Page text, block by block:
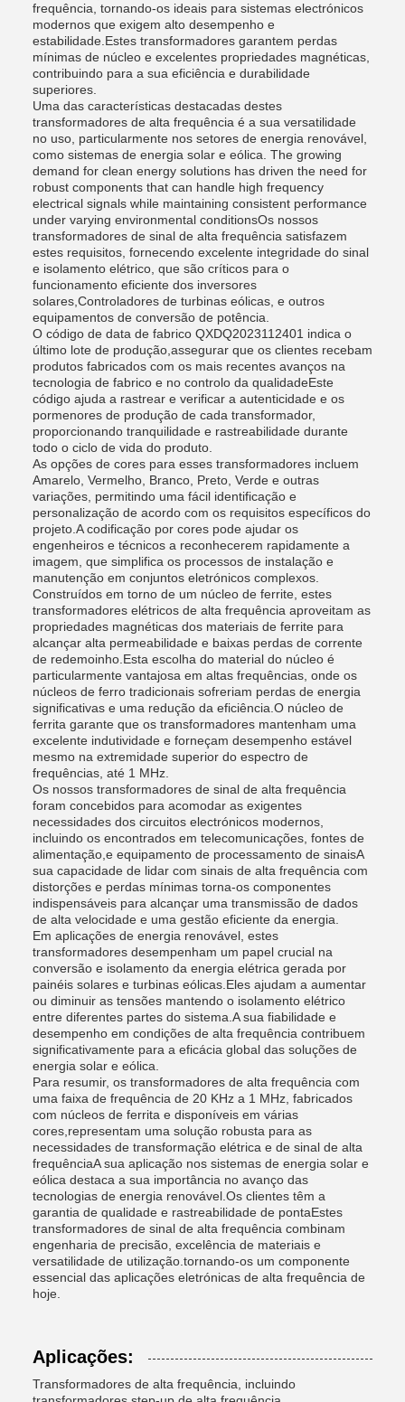
frequência, tornando-os ideais para sistemas electrónicos
modernos que exigem alto desempenho e
estabilidade.Estes transformadores garantem perdas
mínimas de núcleo e excelentes propriedades magnéticas,
contribuindo para a sua eficiência e durabilidade
superiores.
Uma das características destacadas destes
transformadores de alta frequência é a sua versatilidade
no uso, particularmente nos setores de energia renovável,
como sistemas de energia solar e eólica. The growing
demand for clean energy solutions has driven the need for
robust components that can handle high frequency
electrical signals while maintaining consistent performance
under varying environmental conditionsOs nossos
transformadores de sinal de alta frequência satisfazem
estes requisitos, fornecendo excelente integridade do sinal
e isolamento elétrico, que são críticos para o
funcionamento eficiente dos inversores
solares,Controladores de turbinas eólicas, e outros
equipamentos de conversão de potência.
O código de data de fabrico QXDQ2023112401 indica o
último lote de produção,assegurar que os clientes recebam
produtos fabricados com os mais recentes avanços na
tecnologia de fabrico e no controlo da qualidadeEste
código ajuda a rastrear e verificar a autenticidade e os
pormenores de produção de cada transformador,
proporcionando tranquilidade e rastreabilidade durante
todo o ciclo de vida do produto.
As opções de cores para esses transformadores incluem
Amarelo, Vermelho, Branco, Preto, Verde e outras
variações, permitindo uma fácil identificação e
personalização de acordo com os requisitos específicos do
projeto.A codificação por cores pode ajudar os
engenheiros e técnicos a reconhecerem rapidamente a
imagem, que simplifica os processos de instalação e
manutenção em conjuntos eletrónicos complexos.
Construídos em torno de um núcleo de ferrite, estes
transformadores elétricos de alta frequência aproveitam as
propriedades magnéticas dos materiais de ferrite para
alcançar alta permeabilidade e baixas perdas de corrente
de redemoinho.Esta escolha do material do núcleo é
particularmente vantajosa em altas frequências, onde os
núcleos de ferro tradicionais sofreriam perdas de energia
significativas e uma redução da eficiência.O núcleo de
ferrita garante que os transformadores mantenham uma
excelente indutividade e forneçam desempenho estável
mesmo na extremidade superior do espectro de
frequências, até 1 MHz.
Os nossos transformadores de sinal de alta frequência
foram concebidos para acomodar as exigentes
necessidades dos circuitos electrónicos modernos,
incluindo os encontrados em telecomunicações, fontes de
alimentação,e equipamento de processamento de sinaisA
sua capacidade de lidar com sinais de alta frequência com
distorções e perdas mínimas torna-os componentes
indispensáveis para alcançar uma transmissão de dados
de alta velocidade e uma gestão eficiente da energia.
Em aplicações de energia renovável, estes
transformadores desempenham um papel crucial na
conversão e isolamento da energia elétrica gerada por
painéis solares e turbinas eólicas.Eles ajudam a aumentar
ou diminuir as tensões mantendo o isolamento elétrico
entre diferentes partes do sistema.A sua fiabilidade e
desempenho em condições de alta frequência contribuem
significativamente para a eficácia global das soluções de
energia solar e eólica.
Para resumir, os transformadores de alta frequência com
uma faixa de frequência de 20 KHz a 1 MHz, fabricados
com núcleos de ferrita e disponíveis em várias
cores,representam uma solução robusta para as
necessidades de transformação elétrica e de sinal de alta
frequênciaA sua aplicação nos sistemas de energia solar e
eólica destaca a sua importância no avanço das
tecnologias de energia renovável.Os clientes têm a
garantia de qualidade e rastreabilidade de pontaEstes
transformadores de sinal de alta frequência combinam
engenharia de precisão, excelência de materiais e
versatilidade de utilização.tornando-os um componente
essencial das aplicações eletrónicas de alta frequência de
hoje.
Aplicações:
Transformadores de alta frequência, incluindo